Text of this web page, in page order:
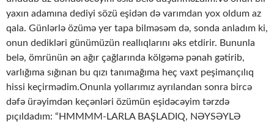
yaxın adamına dediyi sözü eşidən də varımdan yox oldum az
qala. Günlərlə özümə yer tapa bilməsəm də, sonda anladım ki,
onun dedikləri günümüzün reallıqlarını əks etdirir. Bununla
belə, ömrünün ən ağır çağlarında kölgəmə pənah gətirib,
varlığıma sığınan bu qızı tanımağıma heç vaxt peşimançılıq
hissi keçirmədim.Onunla yollarımız ayrılandan sonra bircə
dəfə ürəyimdən keçənləri özümün eşidəcəyim tərzdə
pıçıldadım: “HMMMM-LARLA BAŞLADIQ, NƏYSƏYLƏ